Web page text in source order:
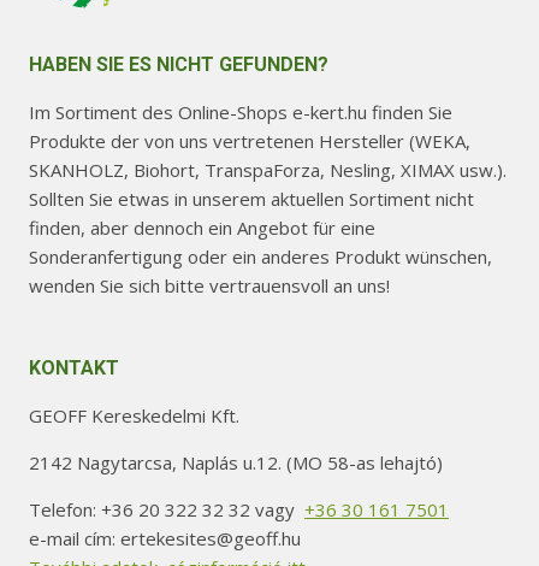
HABEN SIE ES NICHT GEFUNDEN?
Im Sortiment des Online-Shops e-kert.hu finden Sie
Produkte der von uns vertretenen Hersteller (WEKA,
SKANHOLZ, Biohort, TranspaForza, Nesling, XIMAX usw.).
Sollten Sie etwas in unserem aktuellen Sortiment nicht
finden, aber dennoch ein Angebot für eine
Sonderanfertigung oder ein anderes Produkt wünschen,
wenden Sie sich bitte vertrauensvoll an uns!
KONTAKT
GEOFF Kereskedelmi Kft.
2142 Nagytarcsa, Naplás u.12. (MO 58-as lehajtó)
Telefon: +36 20 322 32 32 vagy +36 30 161 7501
e-mail cím: ertekesites@geoff.hu